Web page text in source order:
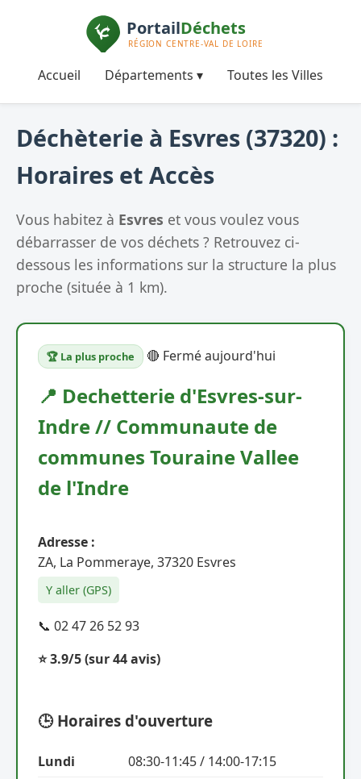
Accueil Départements ▾ Toutes les Villes
Déchèterie à Esvres (37320) :
Horaires et Accès
Vous habitez à Esvres et vous voulez vous
débarrasser de vos déchets ? Retrouvez ci-
dessous les informations sur la structure la plus
proche (située à 1 km).
🏆 La plus proche 🔴 Fermé aujourd'hui
📍 Dechetterie d'Esvres-sur-
Indre // Communaute de
communes Touraine Vallee
de l'Indre
Adresse :
ZA, La Pommeraye, 37320 Esvres
Y aller (GPS)
📞 02 47 26 52 93
⭐ 3.9/5(sur 44 avis)
🕒 Horaires d'ouverture
Lundi
08:30-11:45 / 14:00-17:15